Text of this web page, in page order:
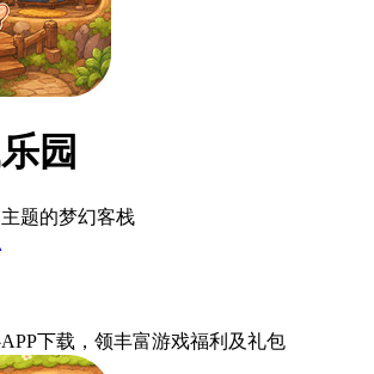
园
题的梦幻客栈
下载 ，领丰富游戏福利 及礼包